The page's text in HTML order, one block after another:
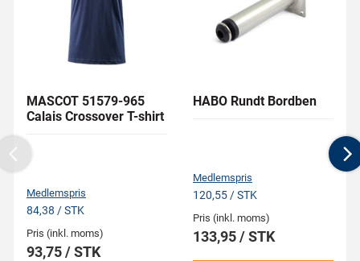
MASCOT 51579-965
Calais Crossover T-shirt
Medlemspris
84,38 / STK
Pris (inkl. moms)
93,75 / STK
HABO Rundt Bordben
Medlemspris
120,55 / STK
Pris (inkl. moms)
133,95 / STK
Previous